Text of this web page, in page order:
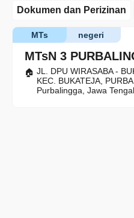
Dokumen dan Perizinan
MTsN 3
negeri
MTs
JL. DPU WIRASABA -
KEC. BUKATEJA,
Purbalingga, Jawa